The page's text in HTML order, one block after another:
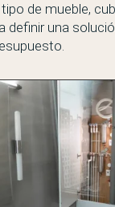
de mueble,
definir una